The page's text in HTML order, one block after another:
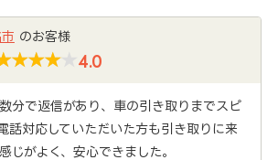
のお客様
4.0
分で返信があり、車の引き取りまでスピ
話対応していただいた方も引き取りに来
じがよく、安心できました。